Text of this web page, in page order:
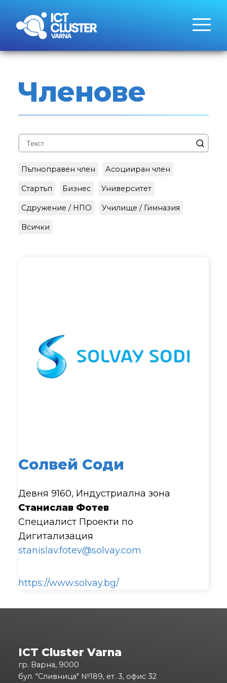
Членове
Пълноправен член Асоцииран член
Стартъп Бизнес Университет
Сдружение / НПО Училище / Гимназия
Всички
Солвей Соди
Девня 9160, Индустриална зона
Станислав Фотев
Специалист Проекти по
Дигитализация
stanislav.fotev@solvay.com
https://www.solvay.bg/
ICT Cluster Varna
гр. Варна, 9000
бул. "Сливница" №189, ет. 3, офис 32